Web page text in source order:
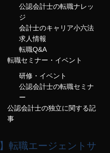
公認会計士の転職ナレッ
ジ
会計士のキャリア小六法
求人情報
転職Q&A
転職セミナー・イベント
研修・イベント
公認会計士の転職セミナ
ー
公認会計士の独立に関する記
事
転職エージェントサ